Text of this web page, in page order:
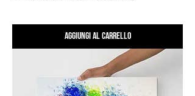
Aggiungi al carrello